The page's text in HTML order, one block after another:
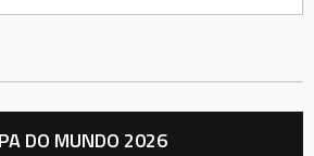
DO MUNDO 2026